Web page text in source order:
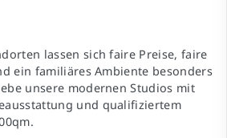
lassen sich faire Preise, faire
ein familiäres Ambiente besonders
unsere modernen Studios mit
und qualifiziertem